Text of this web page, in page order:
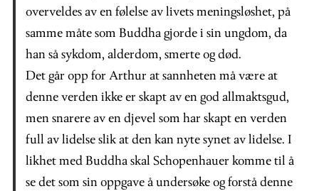
overveldes av en følelse av livets meningsløshet, på
samme måte som Buddha gjorde i sin ungdom, da
han så sykdom, alderdom, smerte og død.
Det går opp for Arthur at sannheten må være at
denne verden ikke er skapt av en god allmaktsgud,
men snarere av en djevel som har skapt en verden
full av lidelse slik at den kan nyte synet av lidelse. I
likhet med Buddha skal Schopenhauer komme til å
se det som sin oppgave å undersøke og forstå denne